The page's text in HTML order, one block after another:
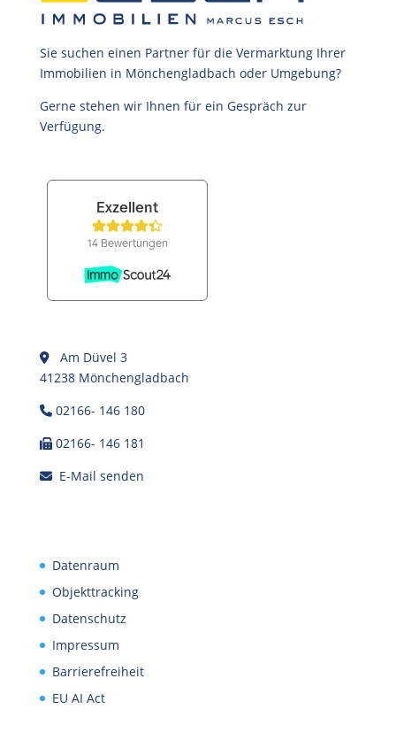
Sie suchen einen Partner für die Vermarktung Ihrer
Immobilien in Mönchengladbach oder Umgebung?
Gerne stehen wir Ihnen für ein Gespräch zur
Verfügung.
Am Düvel 3
41238 Mönchengladbach
02166- 146 180
02166- 146 181
E-Mail senden
Datenraum
Objekttracking
Datenschutz
Impressum
Barrierefreiheit
EU AI Act